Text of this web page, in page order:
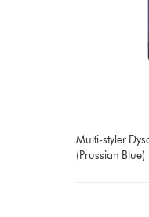
Multi-styler
(Prussian Blue)